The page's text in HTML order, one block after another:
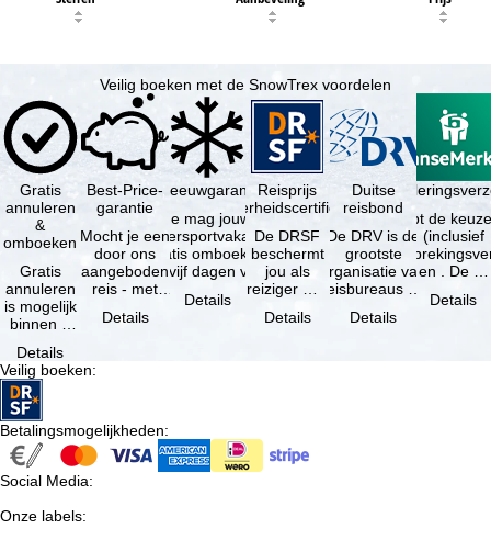
Veilig boeken met de SnowTrex voordelen
Gratis
annuleren
&
omboeken
Gratis
annuleren
is mogelijk
binnen 5
de
boeking,
als jouw
vakantie …
Details
Best-Price-
garantie
Mocht je een
door ons
aangeboden
reis - met
beschikbaarheid
Details
Sneeuwgarantie
Je mag jouw
wintersportvakantie
gratis omboeken
als vijf dagen voor
Details
Reisprijs
zekerheidscertificaat
De DRSF
beschermt
jou als
reiziger met
pakketreis
Details
Duitse
reisbond
De DRV is de
grootste
organisatie van
reisbureaus en
in Duitsland. …
Details
Je hebt de
(inclusief
en . De …
Details
Veilig boeken:
Betalingsmogelijkheden:
Social Media:
Onze labels: